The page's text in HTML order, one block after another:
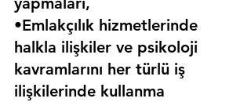
•Emlakçılık hizmetlerinde
halkla ilişkiler ve psikoloji
kavramlarını her türlü iş
ilişkilerinde kullanma